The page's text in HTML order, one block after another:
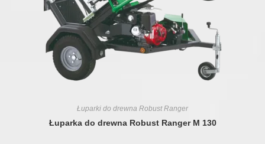
Łuparki do drewna Robust Ranger
Łuparka do drewna Robust Ranger M 130